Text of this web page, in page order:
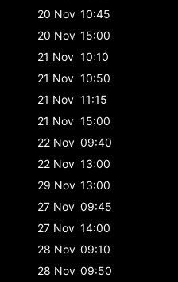
20 Nov 10:45
20 Nov 15:00
21 Nov 10:10
21 Nov 10:50
21 Nov 11:15
21 Nov 15:00
22 Nov 09:40
22 Nov 13:00
29 Nov 13:00
27 Nov 09:45
27 Nov 14:00
28 Nov 09:10
28 Nov 09:50